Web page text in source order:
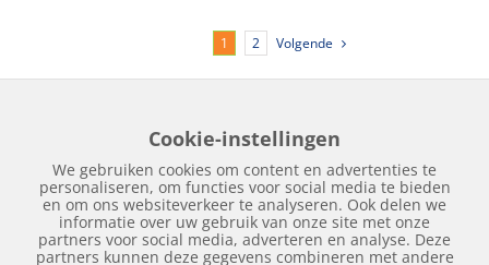
1 2 Volgende
Over Hockeykrant Adverteren
Nieuws
Archief
Cookie-instellingen
We gebruiken cookies om content en advertenties te
personaliseren, om functies voor social media te bieden
en om ons websiteverkeer te analyseren. Ook delen we
informatie over uw gebruik van onze site met onze
partners voor social media, adverteren en analyse. Deze
partners kunnen deze gegevens combineren met andere